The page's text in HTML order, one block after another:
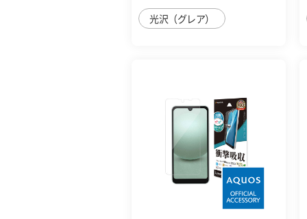
光沢（グレア）